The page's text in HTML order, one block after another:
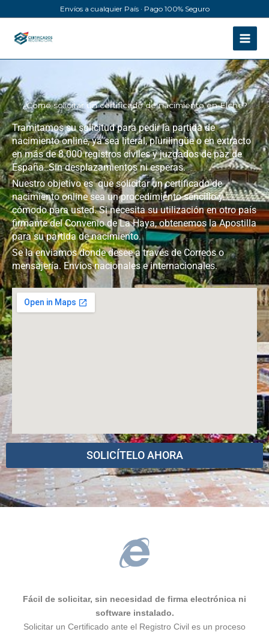
al
contenido
Envíos a cualquier País · Pago 100% Seguro
¿Como solicitar un certificado de nacimiento en Elche?
Tramitamos su solicitud para pedir la partida de
nacimiento online, ya sea literal, plurilingüe o en extracto
en más de 8.000 registros civiles y juzgados de paz de
España. Sin desplazamientos ni esperas.
Nuestro objetivo es que solicitar un certificado de
nacimiento online sea un procedimiento sencillo y
cómodo para usted. Si necesita su utilización en otro país
firmante del Convenio de La Haya, obtenemos la Apostilla
para su partida de nacimiento.
Se la enviamos donde desee a través de Correos o
mensajería. Envíos nacionales e internacionales.
SOLICÍTELO AHORA
Fácil de solicitar, sin necesidad de firma electrónica ni
software instalado.
Solicitar un Certificado ante el Registro Civil es un proceso